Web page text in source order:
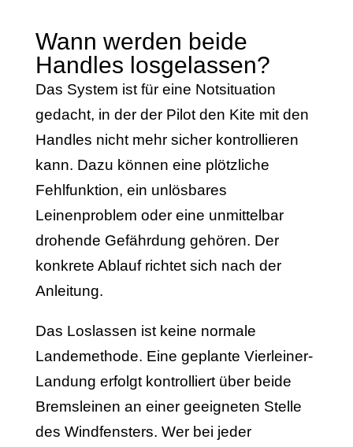
Wann werden beide
Handles losgelassen?
Das System ist für eine Notsituation
gedacht, in der der Pilot den Kite mit den
Handles nicht mehr sicher kontrollieren
kann. Dazu können eine plötzliche
Fehlfunktion, ein unlösbares
Leinenproblem oder eine unmittelbar
drohende Gefährdung gehören. Der
konkrete Ablauf richtet sich nach der
Anleitung.
Das Loslassen ist keine normale
Landemethode. Eine geplante Vierleiner-
Landung erfolgt kontrolliert über beide
Bremsleinen an einer geeigneten Stelle
des Windfensters. Wer bei jeder